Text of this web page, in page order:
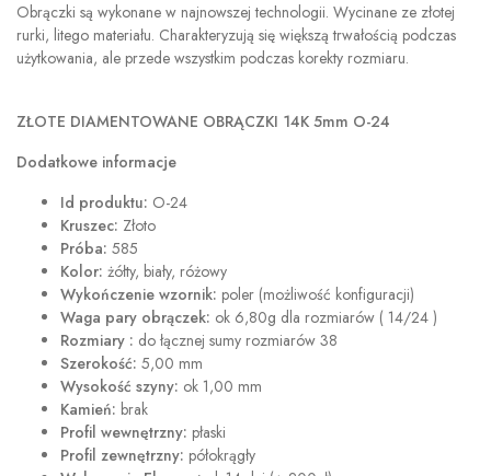
Obrączki są wykonane w najnowszej technologii. Wycinane ze złotej
rurki, litego materiału. Charakteryzują się większą trwałością podczas
użytkowania, ale przede wszystkim podczas korekty rozmiaru.
ZŁOTE DIAMENTOWANE OBRĄCZKI 14K 5mm O-24
Dodatkowe informacje
Id produktu: O-24
Kruszec: Złoto
Próba: 585
Kolor: żółty, biały, różowy
Wykończenie wzornik: poler (możliwość konfiguracji)
Waga pary obrączek: ok 6,80g dla rozmiarów ( 14/24 )
Rozmiary : do łącznej sumy rozmiarów 38
Szerokość: 5,00 mm
Wysokość szyny: ok 1,00 mm
Kamień: brak
Profil wewnętrzny: płaski
Profil zewnętrzny: półokrągły